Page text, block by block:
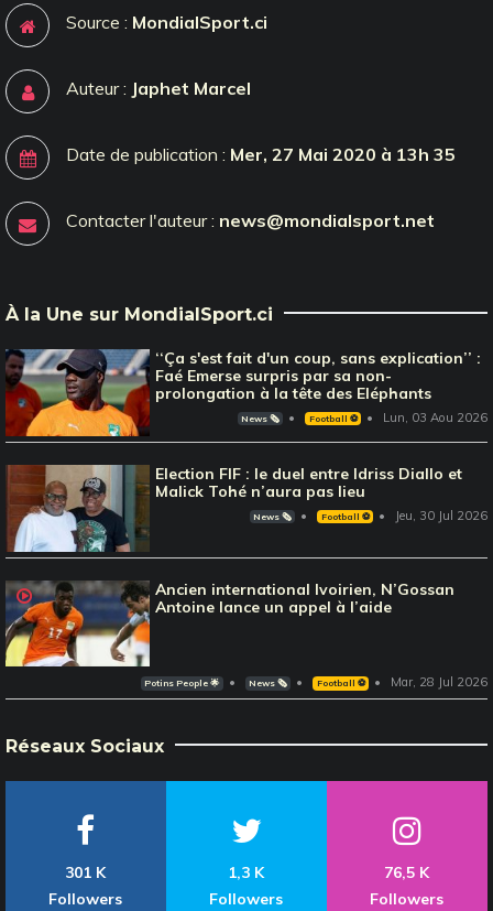
Source : MondialSport.ci
Auteur : Japhet Marcel
Date de publication : Mer, 27 Mai 2020 à 13h 35
Contacter l'auteur : news@mondialsport.net
À la Une sur MondialSport.ci
‘‘Ça s'est fait d'un coup, sans explication’’ :
Faé Emerse surpris par sa non-
prolongation à la tête des Eléphants
News 🗞️ Football ⚽️ Lun, 03 Aou 2026
Election FIF : le duel entre Idriss Diallo et
Malick Tohé n’aura pas lieu
News 🗞️ Football ⚽️ Jeu, 30 Jul 2026
Ancien international Ivoirien, N’Gossan
Antoine lance un appel à l’aide
Potins People 🌟 News 🗞️ Football ⚽️ Mar, 28 Jul 2026
Réseaux Sociaux
301 K
Followers
1,3 K
Followers
76,5 K
Followers